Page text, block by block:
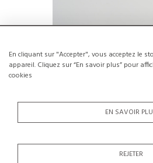
En cliquant sur "Accepter", vous acceptez le
appareil. Cliquez sur “En savoir plus” pour
cookies
EN SAVOIR
REJETER
Banc en pin massif,
France, circa